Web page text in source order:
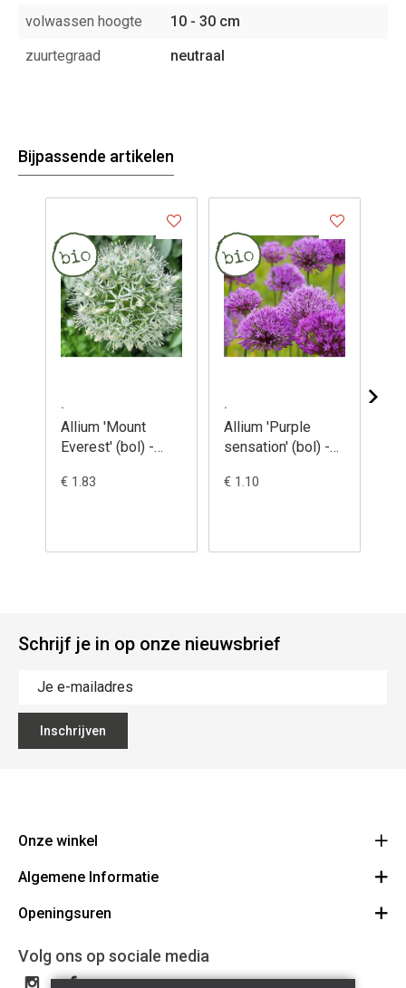
volwassen hoogte
10 - 30 cm
zuurtegraad
neutraal
Bijpassende artikelen
.
Allium 'Mount
Everest' (bol) -
Everest'
€ 1.83
.
Allium 'Purple
sensation' (bol) -
sensation'
€ 1.10
Schrijf je in op onze nieuwsbrief
Inschrijven
Onze winkel
Ecoflora
1500 Halle
32(0)2.361.77.61
BE 0886.319.484
Algemene Informatie
Vacatures
Bestellen en Betalen
Openingsuren
Maandag : gesloten
Dinsdag: 09:00 - 17:00
Volg ons op sociale media